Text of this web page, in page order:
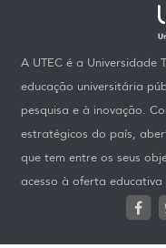
A UTEC é a
educação universitária
pesquisa e à inovação.
estratégicos do país,
que tem entre os seus
acesso à oferta